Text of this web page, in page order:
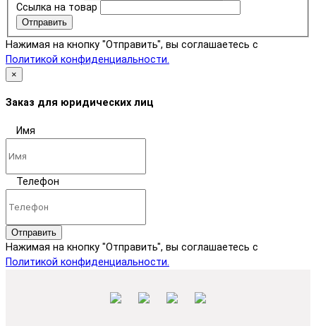
Ссылка на товар
Отправить
Нажимая на кнопку "Отправить", вы соглашаетесь с
Политикой конфиденциальности.
×
Заказ для юридических лиц
Имя
Телефон
Отправить
Нажимая на кнопку "Отправить", вы соглашаетесь с
Политикой конфиденциальности.